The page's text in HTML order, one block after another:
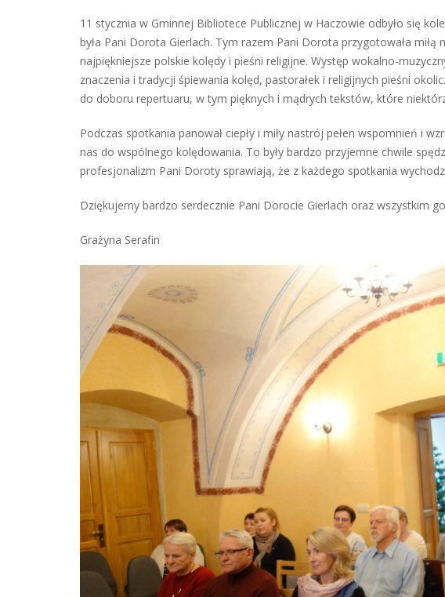
11 stycznia w Gminnej Bibliotece Publicznej w Haczowie odbyło się
była Pani Dorota Gierlach. Tym razem Pani Dorota przygotowała
najpiękniejsze polskie kolędy i pieśni religijne. Występ wokalno-
znaczenia i tradycji śpiewania kolęd, pastorałek i religijnych pieśni
do doboru repertuaru, w tym pięknych i mądrych tekstów, które
Podczas spotkania panował ciepły i miły nastrój pełen wspomnień i
nas do wspólnego kolędowania. To były bardzo przyjemne chwile
profesjonalizm Pani Doroty sprawiają, że z każdego spotkania
Dziękujemy bardzo serdecznie Pani Dorocie Gierlach oraz wszystkim
Grażyna Serafin